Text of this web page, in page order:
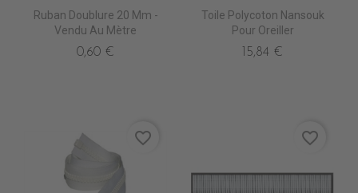
Ruban Doublure 20 Mm -
Vendu Au Mètre
0,60 €
Toile Polycoton Nansouk
Pour Oreiller
15,84 €
favorite_border favorite_border